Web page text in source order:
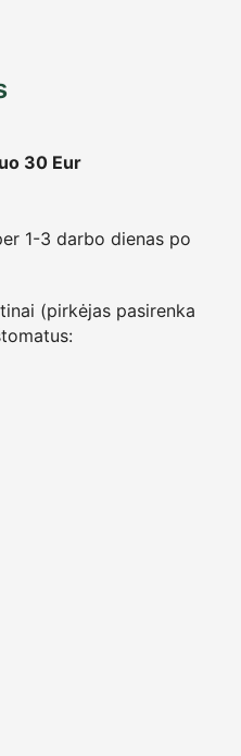
30 Eur
1-3 darbo dienas po
(pirkėjas pasirenka